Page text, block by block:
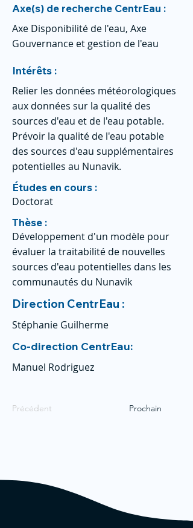
Axe(s) de recherche CentrEau :
Axe Disponibilité de l'eau, Axe
Gouvernance et gestion de l'eau
Intérêts :
Relier les données météorologiques
aux données sur la qualité des
sources d'eau et de l'eau potable.
Prévoir la qualité de l'eau potable
des sources d'eau supplémentaires
potentielles au Nunavik.
Études en cours :
Doctorat
Thèse :
Développement d'un modèle pour
évaluer la traitabilité de nouvelles
sources d'eau potentielles dans les
communautés du Nunavik
Direction CentrEau :
Stéphanie Guilherme
Co-direction CentrEau:
Manuel Rodriguez
Précédent Prochain